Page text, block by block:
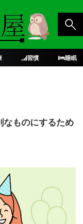
習慣 睡眠
なものにするため